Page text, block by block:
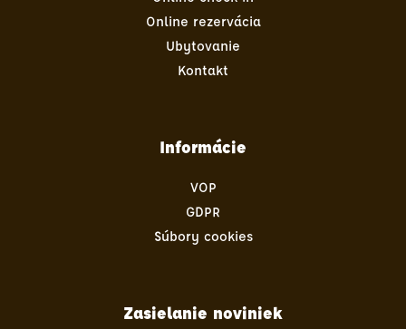
Online rezervácia
Ubytovanie
Kontakt
Informácie
VOP
GDPR
Súbory cookies
Zasielanie noviniek